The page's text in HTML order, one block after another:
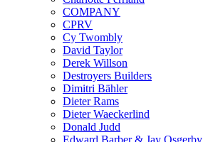
COMPANY
CPRV
Cy Twombly
David Taylor
Derek Willson
Destroyers Builders
Dimitri Bähler
Dieter Rams
Dieter Waeckerlind
Donald Judd
Edward Barber & Jay Osgerby